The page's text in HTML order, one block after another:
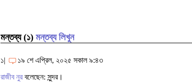
মন্তব্য (১) মন্তব্য লিখুন
১| ১৯ শে এপ্রিল, ২০২৫ সকাল ৯:৪৩
রাজীব নুরবলেছেন: সুন্দর।